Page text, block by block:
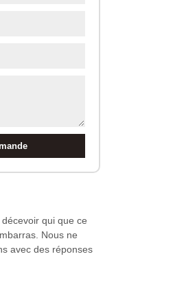
qui que ce
Nous ne
avec des réponses